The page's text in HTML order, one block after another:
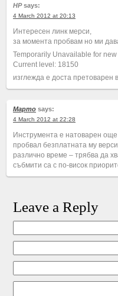
HP says:
4 March 2012 at 20:13
Интересен линк мерси,
за момента пробвам но ми
Temporarily Unavailable for
Current level: 18150
изглежда е доста претоварен
Марто says:
4 March 2012 at 22:28
Инструмента е натоварен
пробвал безплатната му
различно време – трябва да
събмити са с по-висок
Leave a Reply